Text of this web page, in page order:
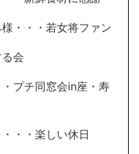
・・・若女将ファン
会
プチ同窓会in座・寿
・・楽しい休日